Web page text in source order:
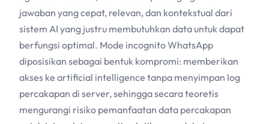
jawaban yang cepat, relevan, dan kontekstual dari
sistem AI yang justru membutuhkan data untuk dapat
berfungsi optimal. Mode incognito WhatsApp
diposisikan sebagai bentuk kompromi: memberikan
akses ke artificial intelligence tanpa menyimpan log
percakapan di server, sehingga secara teoretis
mengurangi risiko pemanfaatan data percakapan